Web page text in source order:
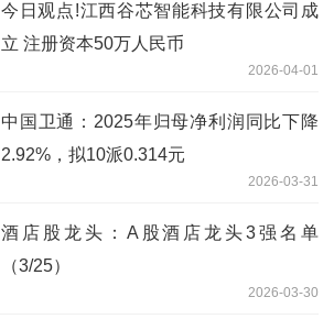
今日观点!江西谷芯智能科技有限公司成
立 注册资本50万人民币
2026-04-01
中国卫通：2025年归母净利润同比下降
2.92%，拟10派0.314元
2026-03-31
酒店股龙头：A股酒店龙头3强名单
（3/25）
2026-03-30